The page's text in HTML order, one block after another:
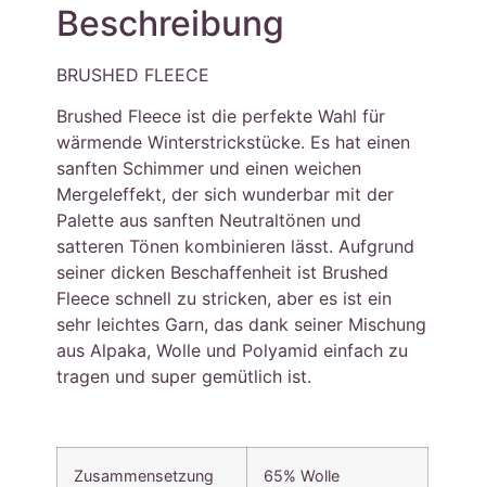
Beschreibung
BRUSHED FLEECE
Brushed Fleece ist die perfekte Wahl für
wärmende Winterstrickstücke. Es hat einen
sanften Schimmer und einen weichen
Mergeleffekt, der sich wunderbar mit der
Palette aus sanften Neutraltönen und
satteren Tönen kombinieren lässt. Aufgrund
seiner dicken Beschaffenheit ist Brushed
Fleece schnell zu stricken, aber es ist ein
sehr leichtes Garn, das dank seiner Mischung
aus Alpaka, Wolle und Polyamid einfach zu
tragen und super gemütlich ist.
Zusammensetzung
65% Wolle